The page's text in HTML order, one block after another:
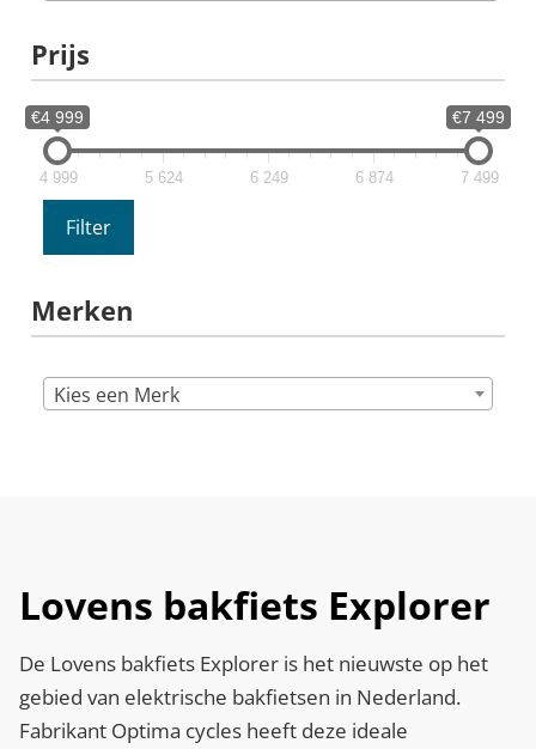
Prijs
€4 999 €7 499
4 999 5 624 6 249 6 874 7 499
Filter
Merken
Kies een Merk
Lovens bakfiets Explorer
De Lovens bakfiets Explorer is het nieuwste op het
gebied van elektrische bakfietsen in Nederland.
Fabrikant Optima cycles heeft deze ideale